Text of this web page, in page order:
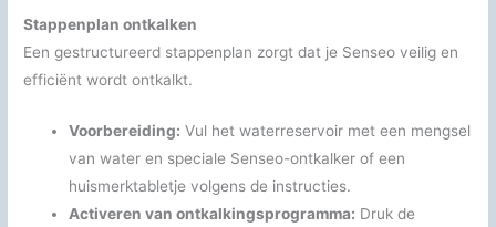
Stappenplan ontkalken
Een gestructureerd stappenplan zorgt dat je Senseo veilig en
efficiënt wordt ontkalkt.
Voorbereiding: Vul het waterreservoir met een mengsel
van water en speciale Senseo-ontkalker of een
huismerktabletje volgens de instructies.
Activeren van ontkalkingsprogramma: Druk de